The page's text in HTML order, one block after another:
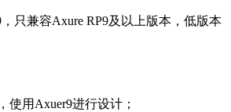
只兼容Axure RP9及以上版本，低版本
使用Axuer9进行设计；